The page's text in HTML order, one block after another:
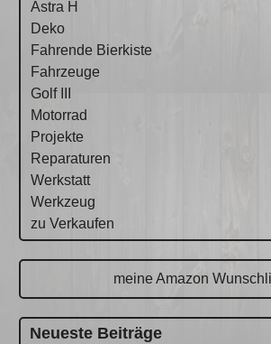
Astra H
Deko
Fahrende Bierkiste
Fahrzeuge
Golf III
Motorrad
Projekte
Reparaturen
Werkstatt
Werkzeug
zu Verkaufen
meine Amazon
Neueste Beiträge